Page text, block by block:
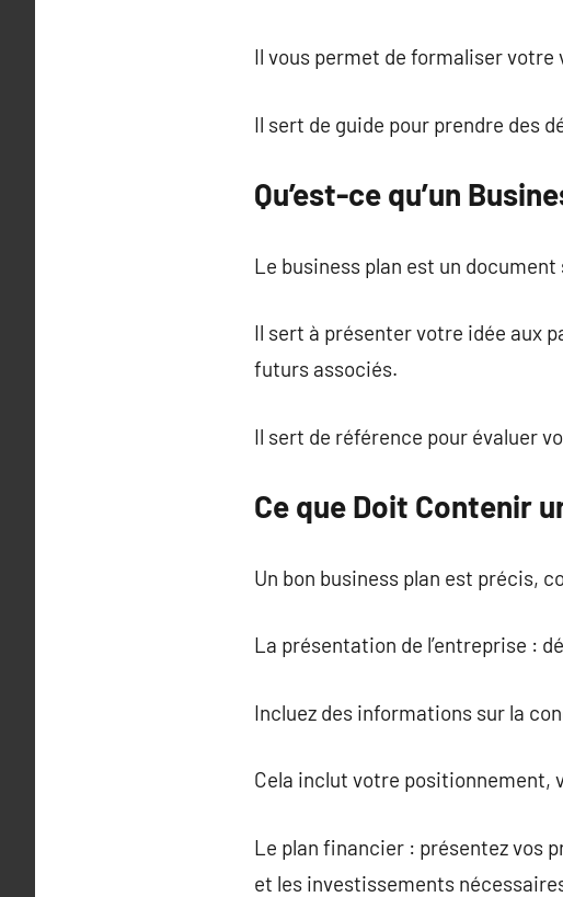
Il vous permet de formaliser
Il sert de guide pour prendre des
Qu’est-ce qu’un
Le business plan est un
Il sert à présenter votre idée aux
futurs associés.
Il sert de référence pour évaluer
Ce que Doit Contenir
Un bon business plan est précis,
La présentation de l’entreprise :
Incluez des informations sur la
Cela inclut votre
Le plan financier : présentez vos
et les investissements